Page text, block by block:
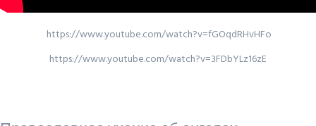
https://www.youtube.com/watch?v=fGOqdRHvHFo
https://www.youtube.com/watch?v=3FDbYLz16zE